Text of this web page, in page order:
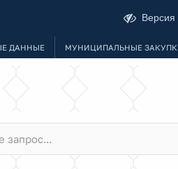
ДАННЫЕ МУНИЦИПАЛЬНЫЕ